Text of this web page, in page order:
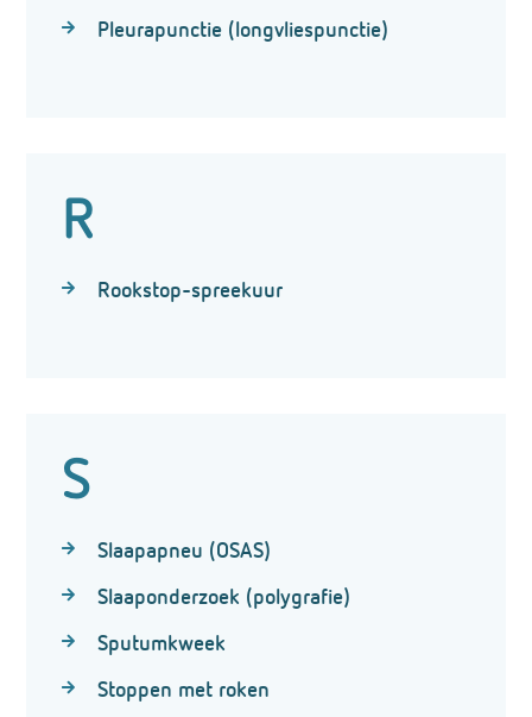
Pleurapunctie (longvliespunctie)
R
Rookstop-spreekuur
S
Slaapapneu (OSAS)
Slaaponderzoek (polygrafie)
Sputumkweek
Stoppen met roken